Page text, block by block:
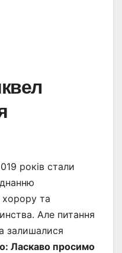
років стали
хорору та
Але питання
залишалися
Ласкаво просимо